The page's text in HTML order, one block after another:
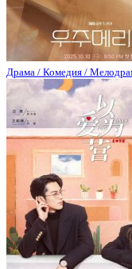
Драма / Комедия /